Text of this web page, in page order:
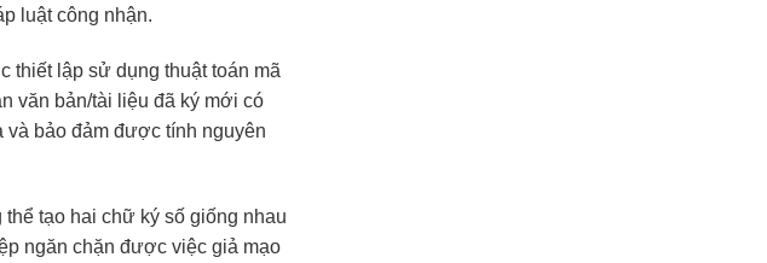
luật công nhận.
thiết lập sử dụng thuật toán mã
văn bản/tài liệu đã ký mới có
bảo đảm được tính nguyên
tạo hai chữ ký số giống nhau
ngăn chặn được việc giả mạo